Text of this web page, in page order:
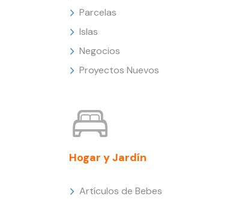
Parcelas
Islas
Negocios
Proyectos Nuevos
Hogar y Jardín
Artículos de Bebes